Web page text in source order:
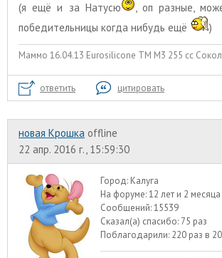
(я ещё и за Натусю
, оп разные,
победительницы когда нибудь ещё
)
Маммо 16.04.13 Eurosilicone ТМ М3 255 сс
ответить цитировать
новая Крошка offline
22 апр. 2016 г., 15:59:30
Город: Калуга
На форуме:12 лет и 2 месяца
Сообщений:15539
Сказал(а) спасибо: 75 раз
Поблагодарили: 220 раз в